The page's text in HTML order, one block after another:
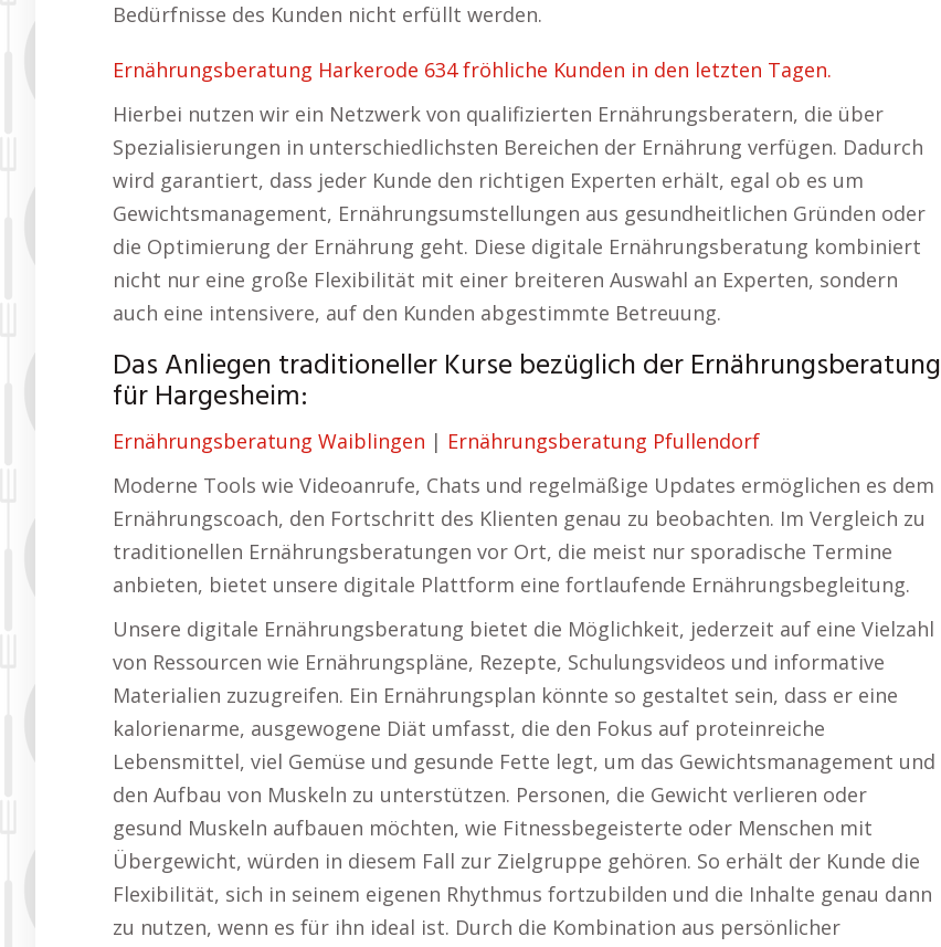
Bedürfnisse des Kunden nicht erfüllt werden.
Ernährungsberatung Harkerode 634 fröhliche Kunden in den letzten Tagen.
Hierbei nutzen wir ein Netzwerk von qualifizierten Ernährungsberatern, die über
Spezialisierungen in unterschiedlichsten Bereichen der Ernährung verfügen. Dadurch
wird garantiert, dass jeder Kunde den richtigen Experten erhält, egal ob es um
Gewichtsmanagement, Ernährungsumstellungen aus gesundheitlichen Gründen oder
die Optimierung der Ernährung geht. Diese digitale Ernährungsberatung kombiniert
nicht nur eine große Flexibilität mit einer breiteren Auswahl an Experten, sondern
auch eine intensivere, auf den Kunden abgestimmte Betreuung.
Das Anliegen traditioneller Kurse bezüglich der Ernährungsberatung
für Hargesheim:
Ernährungsberatung Waiblingen | Ernährungsberatung Pfullendorf
Moderne Tools wie Videoanrufe, Chats und regelmäßige Updates ermöglichen es dem
Ernährungscoach, den Fortschritt des Klienten genau zu beobachten. Im Vergleich zu
traditionellen Ernährungsberatungen vor Ort, die meist nur sporadische Termine
anbieten, bietet unsere digitale Plattform eine fortlaufende Ernährungsbegleitung.
Unsere digitale Ernährungsberatung bietet die Möglichkeit, jederzeit auf eine Vielzahl
von Ressourcen wie Ernährungspläne, Rezepte, Schulungsvideos und informative
Materialien zuzugreifen. Ein Ernährungsplan könnte so gestaltet sein, dass er eine
kalorienarme, ausgewogene Diät umfasst, die den Fokus auf proteinreiche
Lebensmittel, viel Gemüse und gesunde Fette legt, um das Gewichtsmanagement und
den Aufbau von Muskeln zu unterstützen. Personen, die Gewicht verlieren oder
gesund Muskeln aufbauen möchten, wie Fitnessbegeisterte oder Menschen mit
Übergewicht, würden in diesem Fall zur Zielgruppe gehören. So erhält der Kunde die
Flexibilität, sich in seinem eigenen Rhythmus fortzubilden und die Inhalte genau dann
zu nutzen, wenn es für ihn ideal ist. Durch die Kombination aus persönlicher